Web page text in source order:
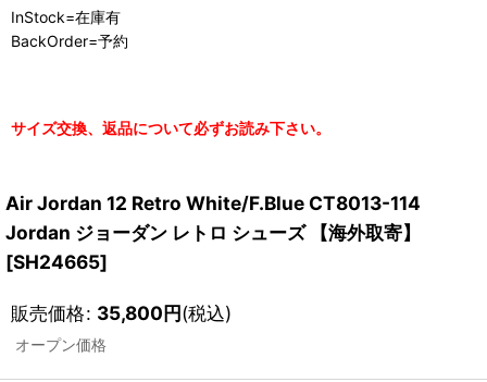
InStock=在庫有
BackOrder=予約
サイズ交換、返品について必ずお読み下さい。
Air Jordan 12 Retro White/F.Blue CT8013-114
Jordan ジョーダン レトロ シューズ 【海外取寄】
[SH24665]
販売価格: 35,800円(税込)
オープン価格